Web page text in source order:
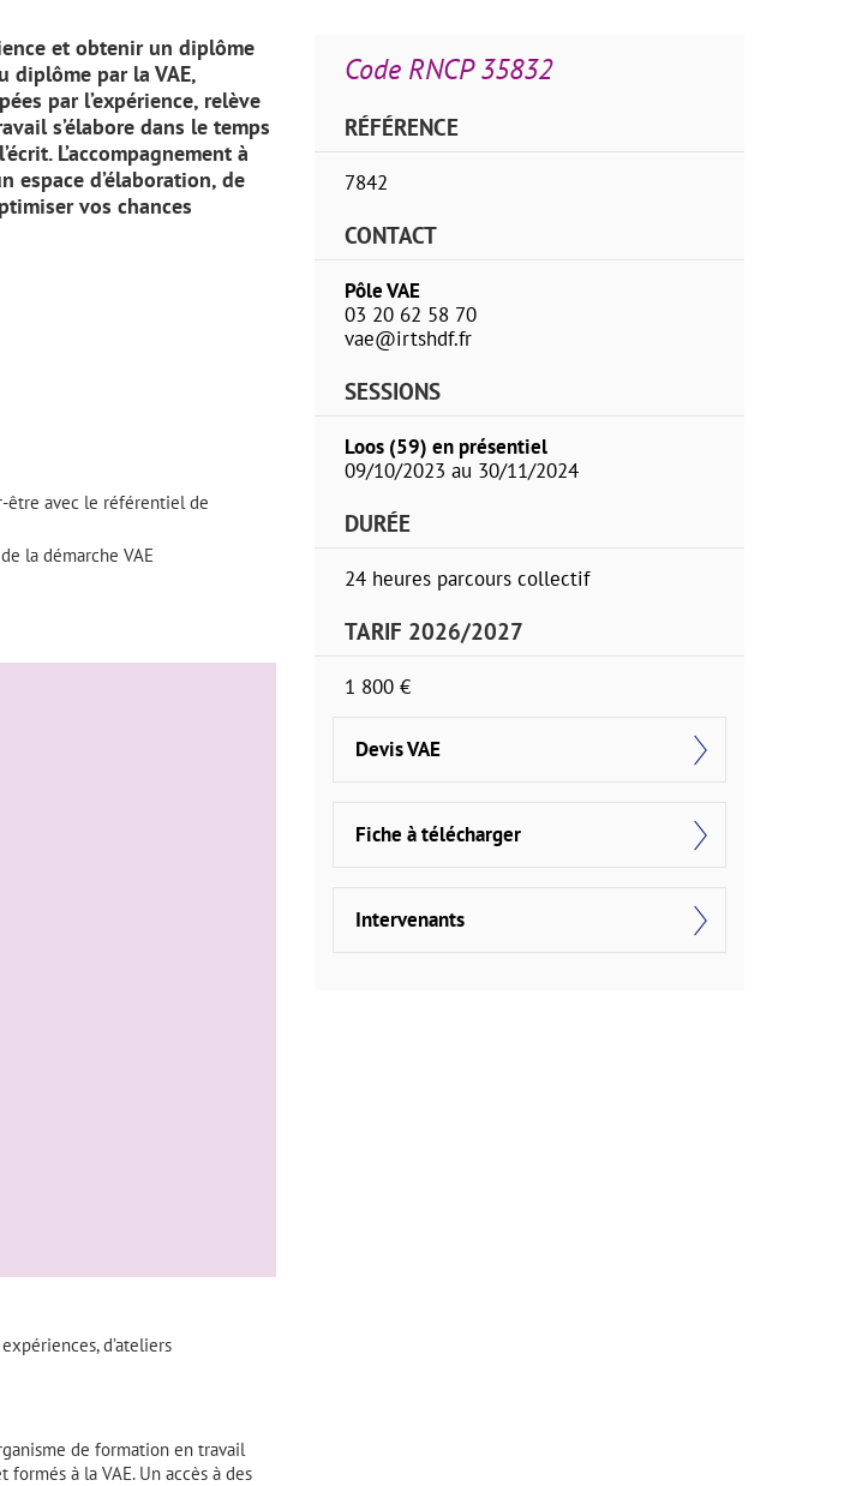
et obtenir un diplôme
diplôme par la VAE,
par l’expérience, relève
s’élabore dans le temps
L’accompagnement à
espace d’élaboration, de
vos chances
être avec le référentiel de
la démarche VAE
d’ateliers
de formation en travail
à la VAE. Un accès à des
Code RNCP 35832
RÉFÉRENCE
7842
CONTACT
Pôle VAE
03 20 62 58 70
vae@irtshdf.fr
SESSIONS
Loos (59) en présentiel
09/10/2023 au 30/11/2024
DURÉE
24 heures parcours collectif
TARIF 2026/2027
1 800 €
Devis VAE
Fiche à télécharger
Intervenants